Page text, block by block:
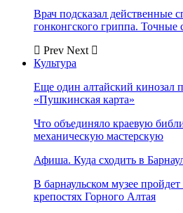
Врач подсказал действенные
гонконгского гриппа.
Prev Next
Культура
Еще один алтайский кинозал
«Пушкинская карта»
Что объединяло краевую
механическую мастерскую
Афиша. Куда сходить в
В барнаульском музее
крепостях Горного Алтая